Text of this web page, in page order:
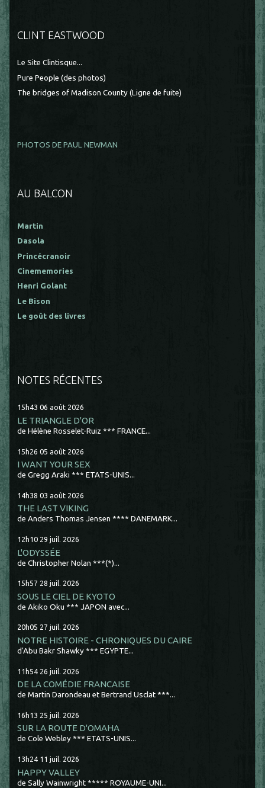
CLINT EASTWOOD
Le Site Clintisque...
Pure People (des photos)
The bridges of Madison County (Ligne de fuite)
PHOTOS DE PAUL NEWMAN
AU BALCON
Martin
Dasola
Princécranoir
Cinememories
Henri Golant
Le Bison
Le goût des livres
NOTES RÉCENTES
15h43 06 août 2026
LE TRIANGLE D'OR
de Hélène Rosselet-Ruiz *** FRANCE...
15h26 05 août 2026
I WANT YOUR SEX
de Gregg Araki *** ETATS-UNIS...
14h38 03 août 2026
THE LAST VIKING
de Anders Thomas Jensen **** DANEMARK...
12h10 29 juil. 2026
L'ODYSSÉE
de Christopher Nolan ***(*)...
15h57 28 juil. 2026
SOUS LE CIEL DE KYOTO
de Akiko Oku *** JAPON avec...
20h05 27 juil. 2026
NOTRE HISTOIRE - CHRONIQUES DU CAIRE
d'Abu Bakr Shawky *** EGYPTE...
11h54 26 juil. 2026
DE LA COMÉDIE FRANCAISE
de Martin Darondeau et Bertrand Usclat ***...
16h13 25 juil. 2026
SUR LA ROUTE D'OMAHA
de Cole Webley *** ETATS-UNIS...
13h24 11 juil. 2026
HAPPY VALLEY
de Sally Wainwright ***** ROYAUME-UNI...